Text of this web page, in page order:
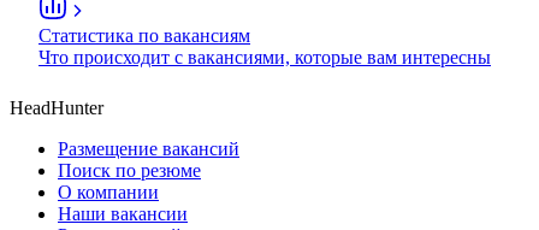
Статистика по вакансиям
Что происходит с вакансиями, которые вам интересны
HeadHunter
Размещение вакансий
Поиск по резюме
О компании
Наши вакансии